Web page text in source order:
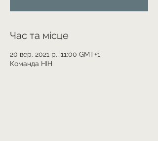
Час та місце
20 вер. 2021 р., 11:00 GMT+1
Команда HIH